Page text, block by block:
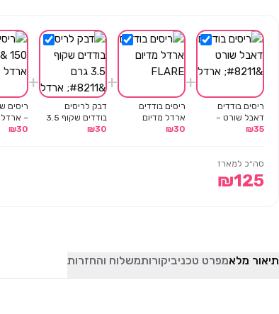
ריסים בודדים
דאבל שורט –
ארדל
₪35
+
ריסים בודדים
ארדל מדיום
FLARE
₪30
+
דבק לריסים
בודדים שקוף 3.5
גרם – ארדל
₪30
+
– ארדל
₪30
סה״כ למארז
₪125
תיאור מלאמפרט טכניביקורותמשלוח והחזרות